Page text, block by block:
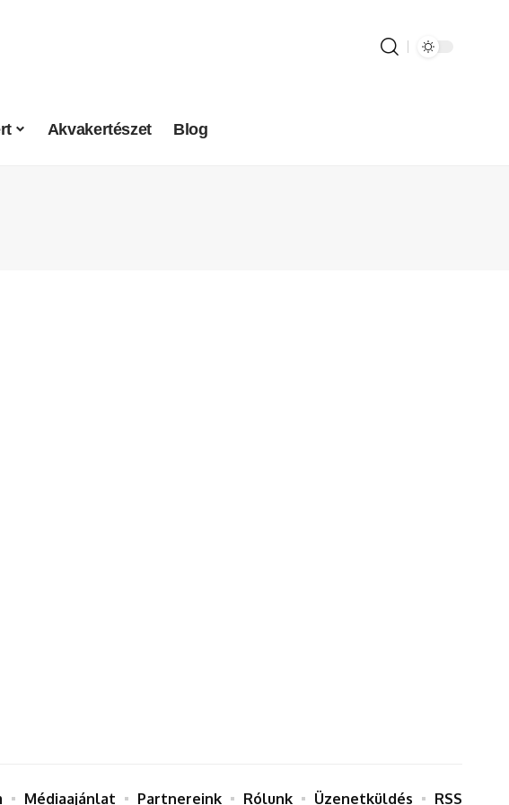
Akvakertészet Blog
Médiaajánlat Partnereink Rólunk Üzenetküldés RSS